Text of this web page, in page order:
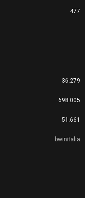
477
36.279
698.005
51.661
bwinitalia